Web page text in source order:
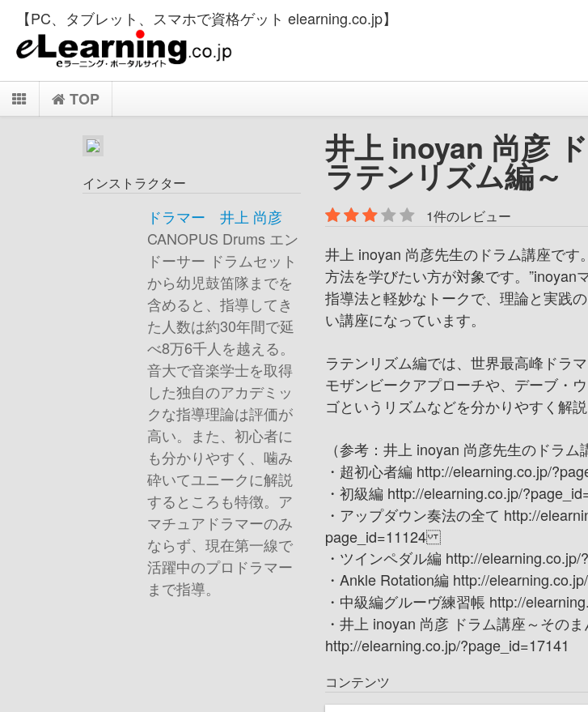
【PC、タブレット、スマホで資格ゲット elearning.co.jp】
TOP
インストラクター
ドラマー 井上 尚彦
CANOPUS Drums エン
ドーサー ドラムセット
から幼児鼓笛隊までを
含めると、指導してき
た人数は約30年間で延
べ8万6千人を越える。
音大で音楽学士を取得
した独自のアカデミッ
クな指導理論は評価が
高い。また、初心者に
も分かりやすく、噛み
砕いてユニークに解説
するところも特徴。ア
マチュアドラマーのみ
ならず、現在第一線で
活躍中のプロドラマー
まで指導。
井上 inoyan 尚彦
ラテンリズム編～
1件のレビュー
井上 inoyan 尚彦先生のドラム講座です
方法を学びたい方が対象です。”inoyan
指導法と軽妙なトークで、理論と実践
い講座になっています。
ラテンリズム編では、世界最高峰ドラ
モザンビークアプローチや、デーブ・
ゴというリズムなどを分かりやすく解説
（参考：井上 inoyan 尚彦先生のドラム
・超初心者編 http://elearning.co.jp/
・初級編 http://elearning.co.jp/
・アップダウン奏法の全て http://
page_id=11124
・ツインペダル編 http://
・Ankle Rotation編 http://
・中級編グルーヴ練習帳 http://
・井上 inoyan 尚彦 ドラム講座～その
http://elearning.co.jp/?page_id=17141
コンテンツ